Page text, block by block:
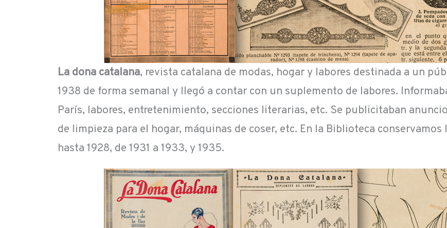
La dona catalana, revista catalana de modas, hogar y labores destinada a un
1938 de forma semanal y llegó a contar con un suplemento de labores.
París, labores, entretenimiento, secciones literarias, etc. Se publicitaban
de limpieza para el hogar, máquinas de coser, etc. En la Biblioteca
hasta 1928, de 1931 a 1933, y 1935.